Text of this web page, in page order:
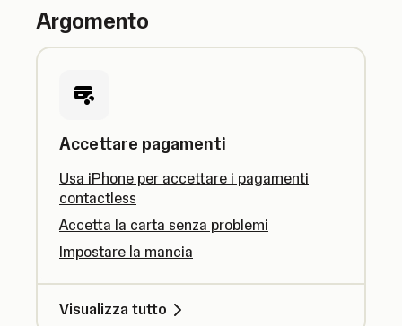
Argomento
Accettare pagamenti
Usa iPhone per accettare i pagamenti
contactless
Accetta la carta senza problemi
Impostare la mancia
Visualizza tutto